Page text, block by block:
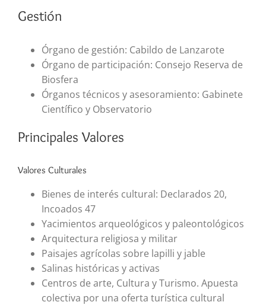
Gestión
Órgano de gestión: Cabildo de Lanzarote
Órgano de participación: Consejo Reserva de
Biosfera
Órganos técnicos y asesoramiento: Gabinete
Científico y Observatorio
Principales Valores
Valores Culturales
Bienes de interés cultural: Declarados 20,
Incoados 47
Yacimientos arqueológicos y paleontológicos
Arquitectura religiosa y militar
Paisajes agrícolas sobre lapilli y jable
Salinas históricas y activas
Centros de arte, Cultura y Turismo. Apuesta
colectiva por una oferta turística cultural